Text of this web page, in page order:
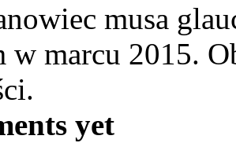
musa
w marcu 2015.
yet